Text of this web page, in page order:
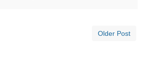
Older Post